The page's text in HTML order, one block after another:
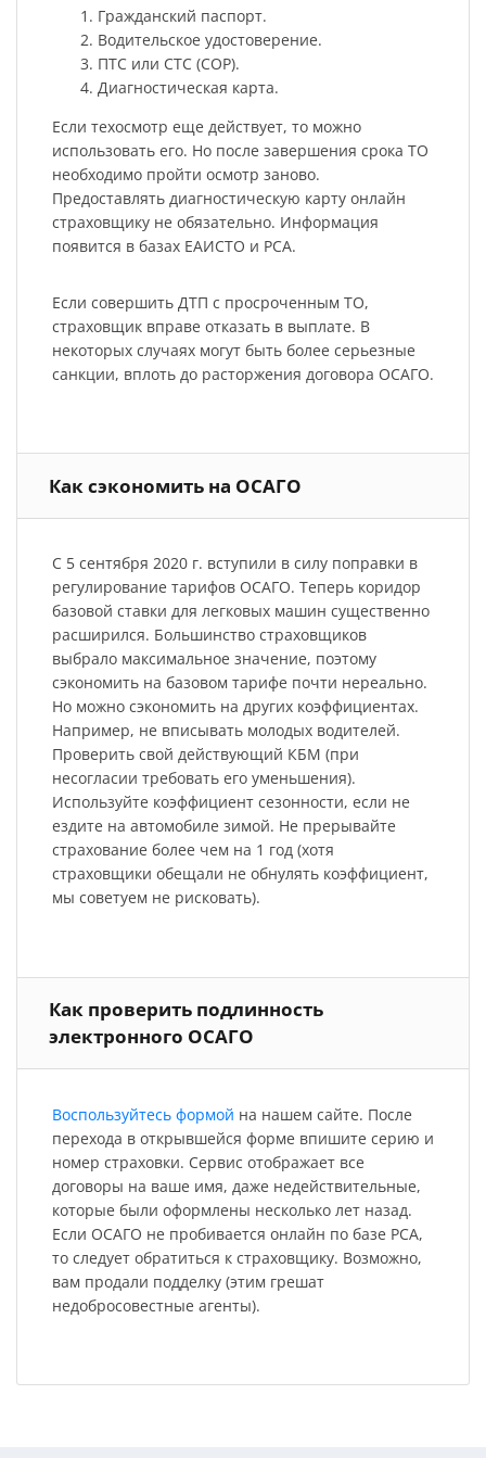
Гражданский паспорт.
Водительское удостоверение.
ПТС или СТС (СОР).
Диагностическая карта.
Если техосмотр еще действует, то можно
использовать его. Но после завершения срока ТО
необходимо пройти осмотр заново.
Предоставлять диагностическую карту онлайн
страховщику не обязательно. Информация
появится в базах ЕАИСТО и РСА.
Если совершить ДТП с просроченным ТО,
страховщик вправе отказать в выплате. В
некоторых случаях могут быть более серьезные
санкции, вплоть до расторжения договора ОСАГО.
Как сэкономить на ОСАГО
С 5 сентября 2020 г. вступили в силу поправки в
регулирование тарифов ОСАГО. Теперь коридор
базовой ставки для легковых машин существенно
расширился. Большинство страховщиков
выбрало максимальное значение, поэтому
сэкономить на базовом тарифе почти нереально.
Но можно сэкономить на других коэффициентах.
Например, не вписывать молодых водителей.
Проверить свой действующий КБМ (при
несогласии требовать его уменьшения).
Используйте коэффициент сезонности, если не
ездите на автомобиле зимой. Не прерывайте
страхование более чем на 1 год (хотя
страховщики обещали не обнулять коэффициент,
мы советуем не рисковать).
Как проверить подлинность
электронного ОСАГО
Воспользуйтесь формой на нашем сайте. После
перехода в открывшейся форме впишите серию и
номер страховки. Сервис отображает все
договоры на ваше имя, даже недействительные,
которые были оформлены несколько лет назад.
Если ОСАГО не пробивается онлайн по базе РСА,
то следует обратиться к страховщику. Возможно,
вам продали подделку (этим грешат
недобросовестные агенты).